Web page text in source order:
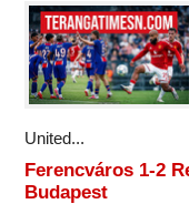
United...
Ferencváros 1-2
Budapest